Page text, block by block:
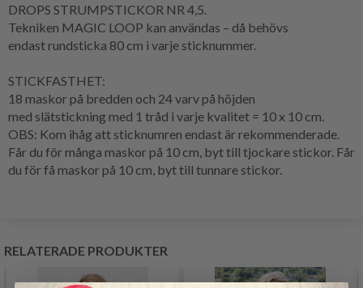
DROPS STRUMPSTICKOR NR 4,5.
Tekniken MAGIC LOOP kan användas – då behövs
endastrundsticka 80 cm i varje sticknummer.
STICKFASTHET:
18 maskor på bredden och 24varvpå höjden
med slätstickningmed 1 tråd i varje kvalitet = 10 x 10 cm.
OBS: Kom ihåg att sticknumren endast är rekommenderade.
Får du för många maskor på 10 cm, byt till tjockare stickor. Får
du för få maskor på 10 cm, byt till tunnare stickor.
RELATERADE PRODUKTER